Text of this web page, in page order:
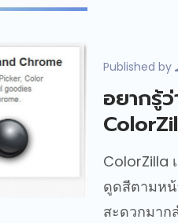
Published by
อยากรู้
ColorZilla
ดูดสีตามหน้
สะดวกมาก